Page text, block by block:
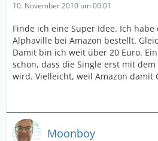
10. November 2010 um 00:01
Finde ich eine Super Idee. Ich habe
Alphaville bei Amazon bestellt.
Damit bin ich weit über 20 Euro.
schon, dass die Single erst mit
wird. Vielleicht, weil Amazon damit
Moonboy